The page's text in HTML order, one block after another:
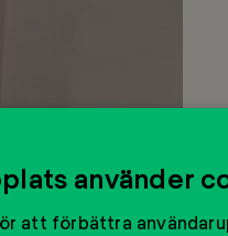
använder
att förbättra